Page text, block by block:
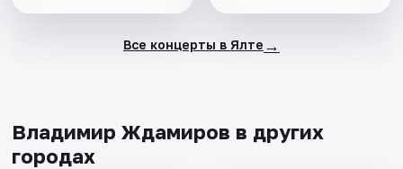
Все концерты в Ялте →
Владимир Ждамиров в других
городах